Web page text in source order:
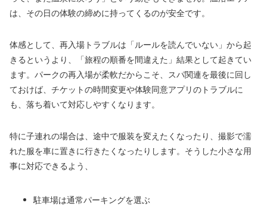
は、その日の体験の締めに持ってくるのが安全です。
体感として、再入場トラブルは「ルールを読んでいない」から起
きるというより、「旅程の順番を間違えた」結果として起きてい
ます。パークの再入場が柔軟だからこそ、スパ関連を最後に回し
ておけば、チケットの時間変更や体験同意アプリのトラブルに
も、落ち着いて対応しやすくなります。
特に子連れの場合は、途中で服装を変えたくなったり、撮影で濡
れた服を車に置きに行きたくなったりします。そうした小さな用
事に対応できるよう、
駐車場は通常パーキングを選ぶ